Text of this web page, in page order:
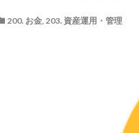
200. お金, 203. 資産運用・管理